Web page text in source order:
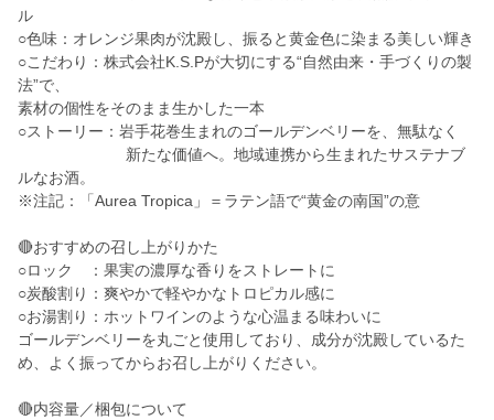
ル
○色味：オレンジ果肉が沈殿し、振ると黄金色に染まる美しい輝き
○こだわり：株式会社K.S.Pが大切にする“自然由来・手づくりの製
法”で、
素材の個性をそのまま生かした一本
○ストーリー：岩手花巻生まれのゴールデンベリーを、無駄なく
新たな価値へ。地域連携から生まれたサステナブ
ルなお酒。
※注記：「Aurea Tropica」＝ラテン語で“黄金の南国”の意
🔴おすすめの召し上がりかた
○ロック ：果実の濃厚な香りをストレートに
○炭酸割り：爽やかで軽やかなトロピカル感に
○お湯割り：ホットワインのような心温まる味わいに
ゴールデンベリーを丸ごと使用しており、成分が沈殿しているた
め、よく振ってからお召し上がりください。
🔴内容量／梱包について